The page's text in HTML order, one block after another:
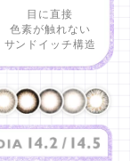
目に直接
色素が触れない
サンドイッチ構造